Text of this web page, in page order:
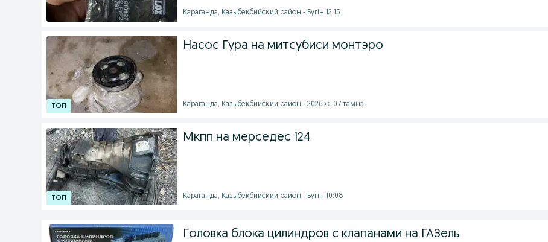
Караганда, Казыбекбийский район - Бүгін 12:15
Насос Гура на митсубиси монтэро
Караганда, Казыбекбийский район - 2026 ж. 07 тамыз
Мкпп на мерседес 124
Караганда, Казыбекбийский район - Бүгін 10:08
Головка блока цилиндров с клапанами на ГАЗель